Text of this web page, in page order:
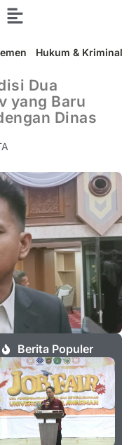
Hukum & Kriminal
Dua
yang Baru
Dinas
Berita Populer